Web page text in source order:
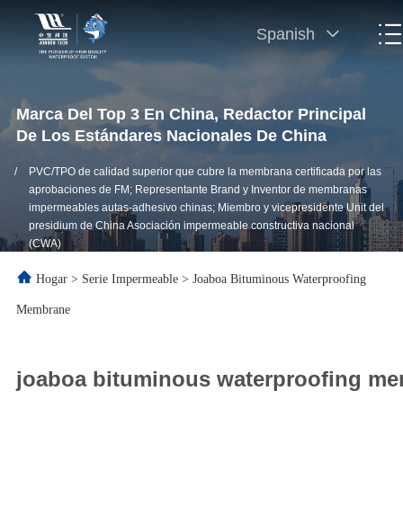
Spanish
Marca Del Top 3 En China, Redactor Principal
De Los Estándares Nacionales De China
/
PVC/TPO de calidad superior que cubre la membrana certificada por las
aprobaciones de FM; Representante Brand y Inventor de membranas
impermeables autas-adhesivo chinas; Miembro y vicepresidente Unit del
presidium de China Asociación impermeable constructiva nacional
(CWA)
Hogar > Serie Impermeable > Joaboa Bituminous Waterproofing
Membrane
joaboa bituminous waterproofing